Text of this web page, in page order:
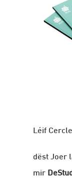
Léif
dëst Joer
mir